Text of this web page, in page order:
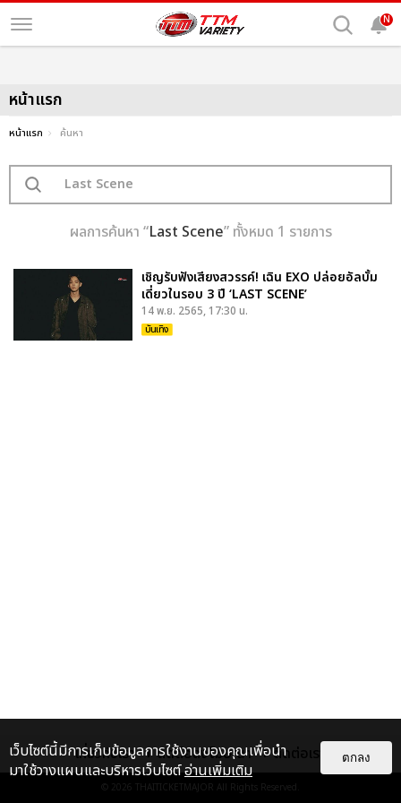
N
หน้าแรก
หน้าแรก ค้นหา
ผลการค้นหา “Last Scene” ทั้งหมด 1 รายการ
เชิญรับฟังเสียงสวรรค์! เฉิน EXO ปล่อยอัลบั้ม
เดี่ยวในรอบ 3 ปี ‘LAST SCENE’
14 พ.ย. 2565, 17:30 น.
บันเทิง
เกี่ยวกับเรา ติดต่อลงโฆษณา ติดต่อเรา
© 2026 THAITICKETMAJOR All Rights Reserved.
เว็บไซต์นี้มีการเก็บข้อมูลการใช้งานของคุณเพื่อนำ
มาใช้วางแผนและบริหารเว็บไซต์อ่านเพิ่มเติม
ตกลง